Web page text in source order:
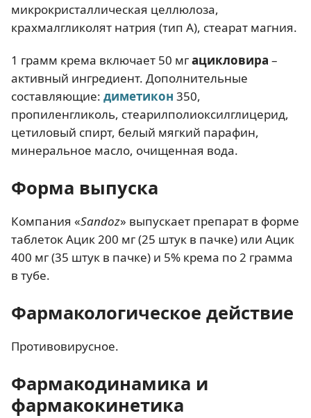
микрокристаллическая целлюлоза,
крахмалгликолят натрия (тип А), стеарат магния.
1 грамм крема включает 50 мгацикловира –
активный ингредиент. Дополнительные
составляющие: диметикон 350,
пропиленгликоль, стеарилполиоксилглицерид,
цетиловый спирт, белый мягкий парафин,
минеральное масло, очищенная вода.
Форма выпуска
Компания «Sandoz» выпускает препарат в форме
таблеток Ацик 200 мг (25 штук в пачке) или Ацик
400 мг (35 штук в пачке) и 5% крема по 2 грамма
в тубе.
Фармакологическое действие
Противовирусное.
Фармакодинамика и
фармакокинетика